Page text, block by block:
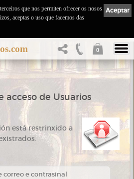
0
acceso de Usuarios
está restrinxido a
correo e contrasinal
Aceptar
que nos permiten ofrecer os nosos
aceptas o uso que facemos das